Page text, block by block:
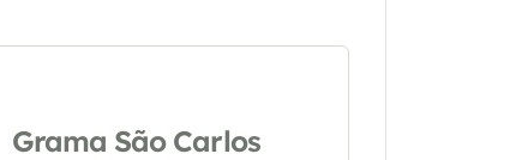
Grama São Carlos